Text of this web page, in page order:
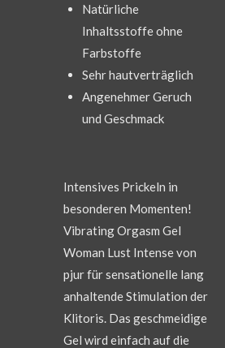
Natürliche
Inhaltsstoffe ohne
Farbstoffe
Sehr hautverträglich
Angenehmer Geruch
und Geschmack
Intensives Prickeln in
besonderen Momenten!
Vibrating Orgasm Gel
Woman Lust Intense von
pjur für sensationelle lang
anhaltende Stimulation der
Klitoris. Das geschmeidige
Gel wird einfach auf die